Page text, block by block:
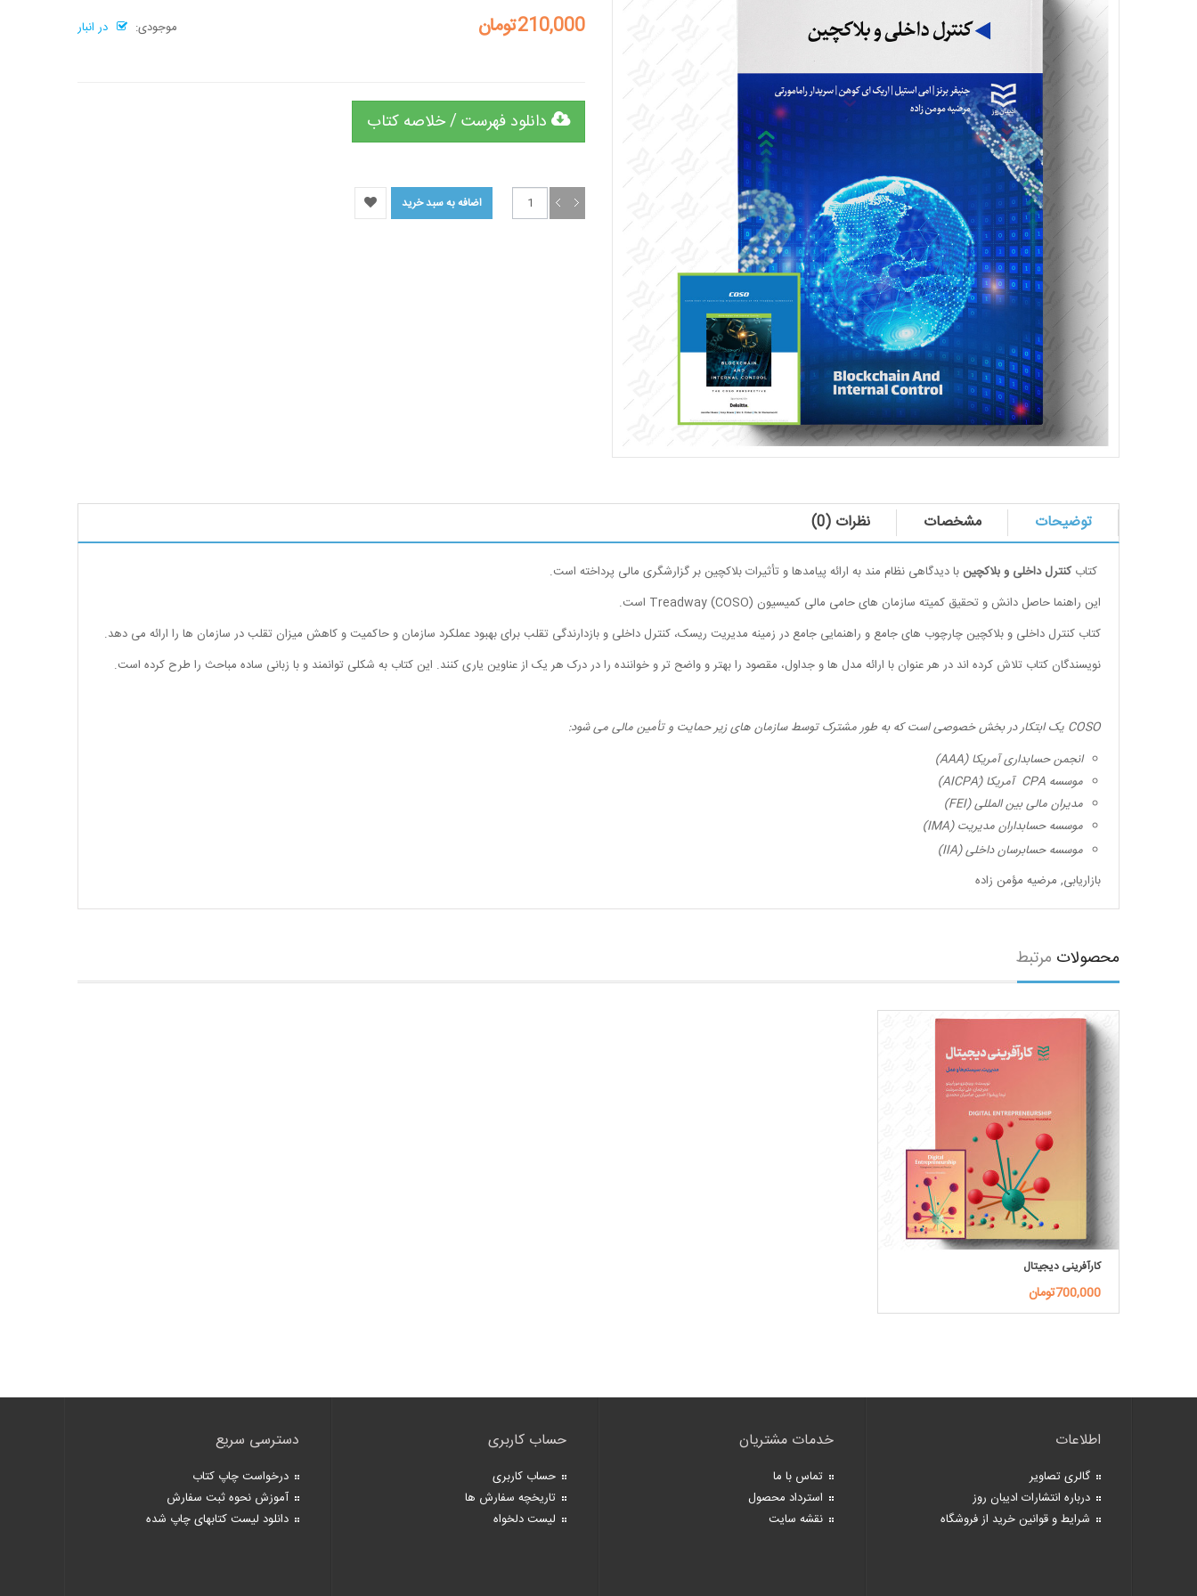
موجودی: در انبار 210,000تومان
دانلود فهرست / خلاصه کتاب
توضیحات مشخصات نظرات (0)
کتابکنترل داخلی و بلاکچین با دیدگاهی نظام مند به ارائه پیامدها و تأثیرات بلاکچین بر گزارشگری مالی پرداخته است.
این راهنما حاصل دانش و تحقیق کمیته سازمان های حامی مالی کمیسیون Treadway (COSO) است.
کتاب کنترل داخلی و بلاکچین چارچوب های جامع و راهنمایی جامع در زمینه مدیریت ریسک، کنترل داخلی و بازدارندگی تقلب برای بهبود عملکرد سازمان و حاکمیت و کاهش میزان تقلب در سازمان ها را ارائه می دهد.
نویسندگان کتاب تلاش کرده اند در هر عنوان با ارائه مدل ها و جداول، مقصود را بهتر و واضح تر و خواننده را در درک هر یک از عناوین یاری کنند. این کتاب به شکلی توانمند و با زبانی ساده مباحث را طرح کرده است.
COSO یک ابتکار در بخش خصوصی است که به طور مشترک توسط سازمان های زیر حمایت و تأمین مالی می شود:
انجمن حسابداری آمریکا (AAA
)
موسسه CPA آمریکا (َAICPA
)
مدیران مالی بین المللی (FEI
)
موسسه حسابداران مدیریت (IMA
)
موسسه حسابرسان داخلی (IIA
)
بازاریابی, مرضیه مؤمن زاده
محصولات مرتبط
کارآفرینی دیجیتال
700,000تومان
اطلاعات
گالری تصاویر
درباره انتشارات ادیبان روز
شرایط و قوانین خرید از فروشگاه
خدمات مشتریان
تماس با ما
استرداد محصول
نقشه سایت
حساب کاربری
حساب کاربری
تاریخچه سفارش ها
لیست دلخواه
دسترسی سریع
درخواست چاپ کتاب
آموزش نحوه ثبت سفارش
دانلود لیست کتابهای چاپ شده